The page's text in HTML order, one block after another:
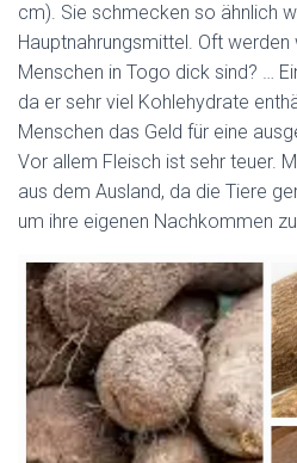
cm). Sie schmecken so ähnlich
Hauptnahrungsmittel. Oft
Menschen in Togo dick sind? …
da er sehr viel Kohlehydrate
Menschen das Geld für eine
Vor allem Fleisch ist sehr teuer.
aus dem Ausland, da die Tiere
um ihre eigenen Nachkommen